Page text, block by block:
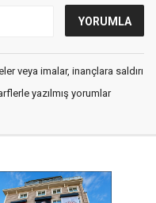
veya imalar, inançlara saldırı
yazılmış yorumlar